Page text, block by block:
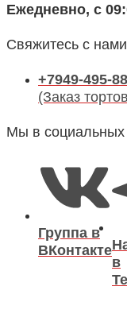
Ежедневно, с
Свяжитесь с
+7949-495-
(Заказ
Мы в социальных
Группа в
ВКонтакте
в